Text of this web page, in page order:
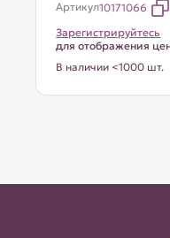
Артикул10171066
Зарегистрируйтесь
для отображения
В наличии <1000 шт.